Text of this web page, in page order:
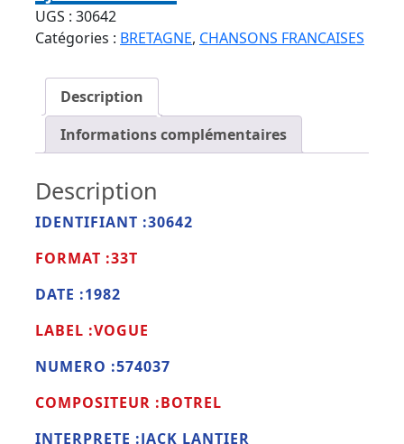
UGS : 30642
Catégories : BRETAGNE, CHANSONS FRANCAISES
Description
Informations complémentaires
Description
IDENTIFIANT :30642
FORMAT :33T
DATE :1982
LABEL :VOGUE
NUMERO :574037
COMPOSITEUR :BOTREL
INTERPRETE :JACK LANTIER